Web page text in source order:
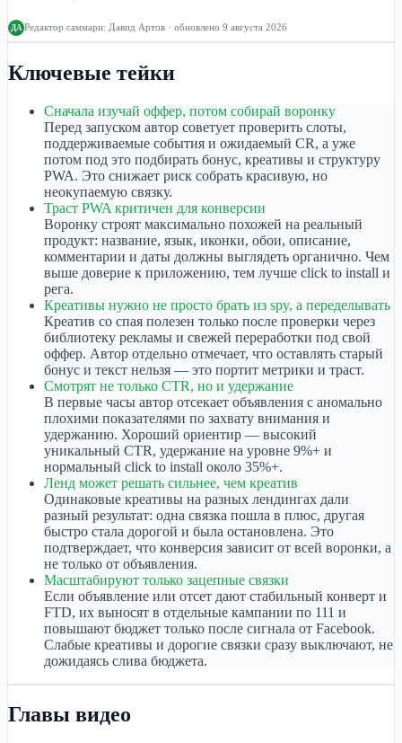
ДА Редактор саммари: Давид Артов · обновлено 9 августа 2026
Ключевые тейки
Сначала изучай оффер, потом собирай воронку
Перед запуском автор советует проверить слоты,
поддерживаемые события и ожидаемый CR, а уже
потом под это подбирать бонус, креативы и структуру
PWA. Это снижает риск собрать красивую, но
неокупаемую связку.
Траст PWA критичен для конверсии
Воронку строят максимально похожей на реальный
продукт: название, язык, иконки, обои, описание,
комментарии и даты должны выглядеть органично. Чем
выше доверие к приложению, тем лучше click to install и
рега.
Креативы нужно не просто брать из spy, а переделывать
Креатив со спая полезен только после проверки через
библиотеку рекламы и свежей переработки под свой
оффер. Автор отдельно отмечает, что оставлять старый
бонус и текст нельзя — это портит метрики и траст.
Смотрят не только CTR, но и удержание
В первые часы автор отсекает объявления с аномально
плохими показателями по захвату внимания и
удержанию. Хороший ориентир — высокий
уникальный CTR, удержание на уровне 9%+ и
нормальный click to install около 35%+.
Ленд может решать сильнее, чем креатив
Одинаковые креативы на разных лендингах дали
разный результат: одна связка пошла в плюс, другая
быстро стала дорогой и была остановлена. Это
подтверждает, что конверсия зависит от всей воронки, а
не только от объявления.
Масштабируют только зацепные связки
Если объявление или отсет дают стабильный конверт и
FTD, их выносят в отдельные кампании по 111 и
повышают бюджет только после сигнала от Facebook.
Слабые креативы и дорогие связки сразу выключают, не
дожидаясь слива бюджета.
Главы видео